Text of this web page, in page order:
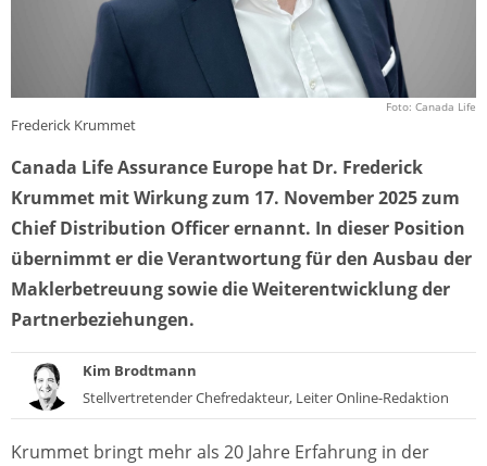
Foto: Canada Life
Frederick Krummet
Canada Life Assurance Europe hat Dr. Frederick
Krummet mit Wirkung zum 17. November 2025 zum
Chief Distribution Officer ernannt. In dieser Position
übernimmt er die Verantwortung für den Ausbau der
Maklerbetreuung sowie die Weiterentwicklung der
Partnerbeziehungen.
Kim Brodtmann
Stellvertretender Chefredakteur, Leiter Online-Redaktion
Krummet bringt mehr als 20 Jahre Erfahrung in der